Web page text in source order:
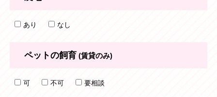
あり なし
ペットの飼育 (賃貸のみ)
可 不可 要相談